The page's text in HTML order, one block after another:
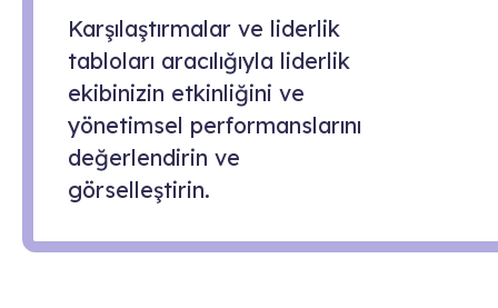
Karşılaştırmalar ve liderlik
tabloları aracılığıyla liderlik
ekibinizin etkinliğini ve
yönetimsel performanslarını
değerlendirin ve
görselleştirin.